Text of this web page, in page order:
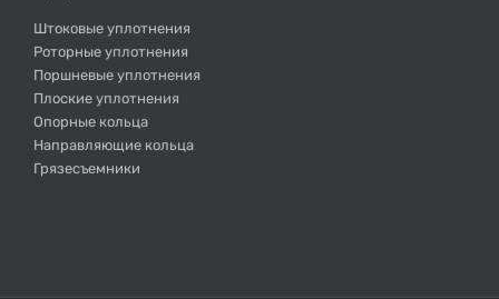
Штоковые уплотнения
Роторные уплотнения
Поршневые уплотнения
Плоские уплотнения
Опорные кольца
Направляющие кольца
Грязесъемники